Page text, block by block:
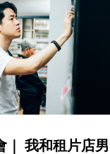
｜ 我和租片店男